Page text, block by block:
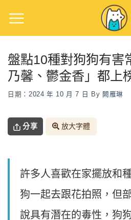
content
盤點10種對狗狗有
乃馨、鬱金香」都上
日期： 2024 年 10 月 7 日 By 闕雁琳
分享 放大字體
許多人喜歡在家擺放和
狗一起去跟花拍照，但
說具有潛在的毒性，狗